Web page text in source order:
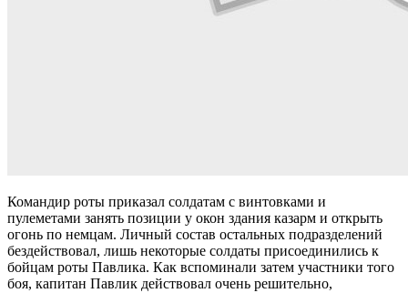
Командир роты приказал солдатам с винтовками и
пулеметами занять позиции у окон здания казарм и открыть
огонь по немцам. Личный состав остальных подразделений
бездействовал, лишь некоторые солдаты присоединились к
бойцам роты Павлика. Как вспоминали затем участники того
боя, капитан Павлик действовал очень решительно,